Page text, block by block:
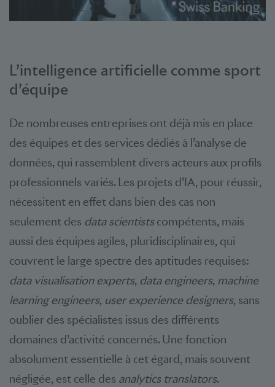
L’intelligence artificielle comme sport
d’équipe
De nombreuses entreprises ont déjà mis en place
des équipes et des services dédiés à l’analyse de
données, qui rassemblent divers acteurs aux profils
professionnels variés. Les projets d’IA, pour réussir,
nécessitent en effet dans bien des cas non
seulement des data scientistscompétents, mais
aussi des équipes agiles, pluridisciplinaires, qui
couvrent le large spectre des aptitudes requises:
data visualisation experts, data engineers, machine
learning engineers, user experience designers, sans
oublier des spécialistes issus des différents
domaines d’activité concernés. Une fonction
absolument essentielle à cet égard, mais souvent
négligée, est celle des analytics translators.